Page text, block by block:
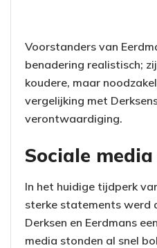
Voorstanders van
benadering realistisch;
koudere, maar
vergelijking met
verontwaardiging.
Sociale
In het huidige tijdperk
sterke statements werd
Derksen en Eerdmans
media stonden al snel